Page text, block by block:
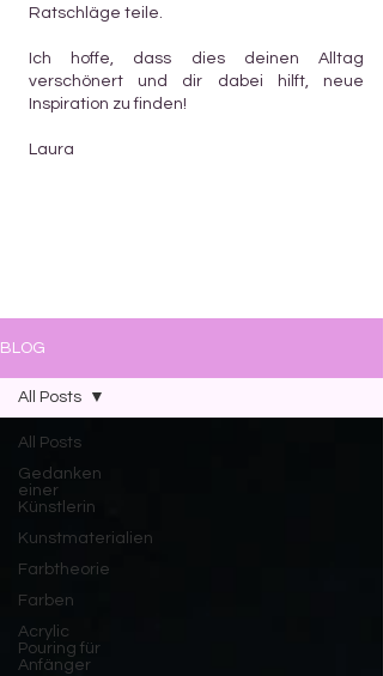
Ratschläge teile.
Ich hoffe, dass dies deinen Alltag
verschönert und dir dabei hilft, neue
Inspiration zu finden!
Laura
BLOG
All Posts
Gedanken
einer
Künstlerin
Kunstmaterialien
Farbtheorie
Farben
Acrylic
Pouring für
Anfänger
All Posts